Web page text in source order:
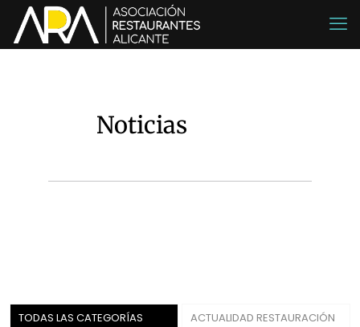
Noticias
TODAS LAS CATEGORÍAS ACTUALIDAD RESTAURACIÓN